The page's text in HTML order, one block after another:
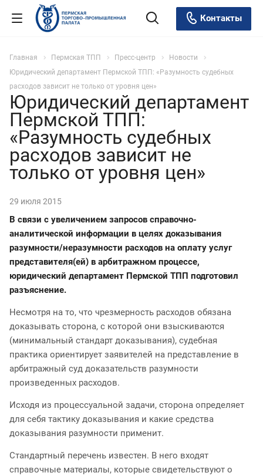
Контакты
Главная Пермская ТПП Пресс-центр
Новости
Юридический департамент Пермской ТПП: «Разумность судебных
расходов зависит не только от уровня цен»
Юридический департамент
Пермской ТПП:
«Разумность судебных
расходов зависит не
только от уровня цен»
29 июля 2015
В связи с увеличением запросов справочно-
аналитической информации в целях доказывания
разумности/неразумности расходов на оплату услуг
представителя(ей) в арбитражном процессе,
юридический департамент Пермской ТПП подготовил
разъяснение.
Несмотря на то, что чрезмерность расходов обязана
доказывать сторона, с которой они взыскиваются
(минимальный стандарт доказывания), судебная
практика ориентирует заявителей на представление в
арбитражный суд доказательств разумности
произведенных расходов.
Исходя из процессуальной задачи, сторона определяет
для себя тактику доказывания и какие средства
доказывания разумности применит.
Стандартный перечень известен. В него входят
справочные материалы, которые свидетельствуют о